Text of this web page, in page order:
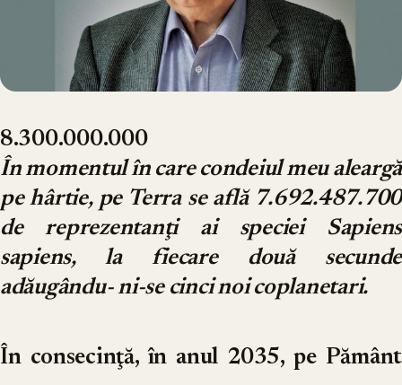
8.300.000.000
În momentul în care condeiul meu aleargă
pe hârtie, pe Terra se află 7.692.487.700
de reprezentanţi ai speciei Sapiens
sapiens, la fiecare două secunde
adăugându- ni-se cinci noi coplanetari.
În consecinţă, în anul 2035, pe Pământ